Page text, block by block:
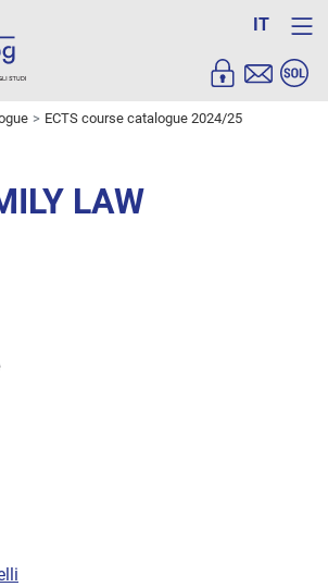
IT
ECTS course catalogue 2024/25
LAW